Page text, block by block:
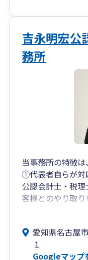
吉永明宏公
務所
当事務所の特徴は
①代表者自らが対
公認会計士・税
客様とのやり取
門家が対応しま
②若くてITにも強
代表は税理士の
愛知県名古屋
１
Googleマップ